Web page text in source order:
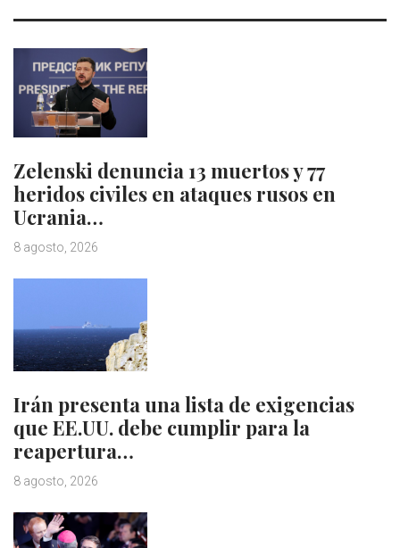
Zelenski denuncia 13 muertos y 77
heridos civiles en ataques rusos en
Ucrania…
8 agosto, 2026
Irán presenta una lista de exigencias
que EE.UU. debe cumplir para la
reapertura…
8 agosto, 2026